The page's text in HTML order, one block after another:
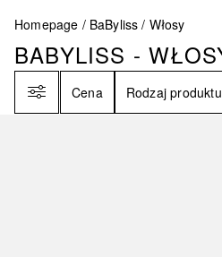
Homepage
BaByliss Włosy
BABYLISS -
BABYLISS -
Cena Rodzaj produktu